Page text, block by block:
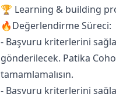
🏆 Learning & building
🔥Değerlendirme Süreci:
- Başvuru kriterlerini
gönderilecek. Patika
tamamlamalısın.
- Başvuru kriterlerini